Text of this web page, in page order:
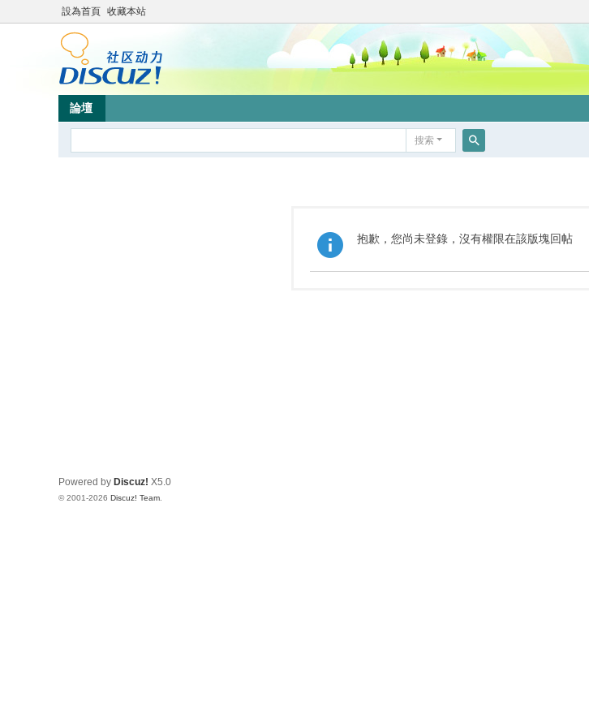
設為首頁 收藏本站
論壇
搜索
抱歉，您尚未登錄，沒有權限在該版塊回帖
Powered by Discuz! X5.0
© 2001-2026 Discuz! Team